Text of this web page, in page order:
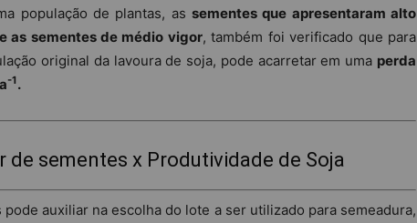
população de plantas, as sementes que apresentaram alto
as sementes de médio vigor, também foi verificado que para
original da lavoura de soja, pode acarretar em uma perda
-1 .
de sementes x Produtividade de Soja
auxiliar na escolha do lote a ser utilizado para semeadura,